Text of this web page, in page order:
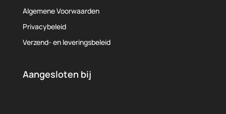
Algemene Voorwaarden
Privacybeleid
Verzend- en leveringsbeleid
Aangesloten bij